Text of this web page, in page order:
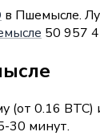
в Пшемысле.
50 957
0.16
30 минут.